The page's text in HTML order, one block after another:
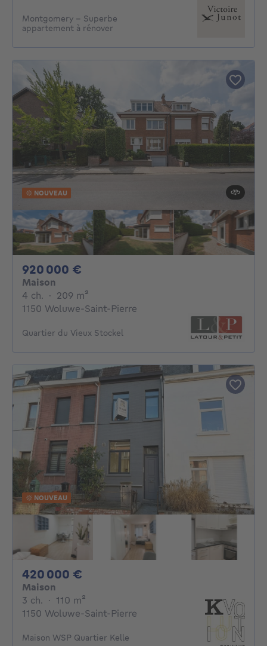
Montgomery - Superbe
appartement à rénover
NOUVEAU
920 000 €
Maison
4 ch. 4 chambres
· 209 m²
1150 Woluwe-Saint-Pierre
Quartier du Vieux Stockel
NOUVEAU
420 000 €
Maison
3 ch. 3 chambres
· 110 m²
1150 Woluwe-Saint-Pierre
Maison WSP Quartier Kelle